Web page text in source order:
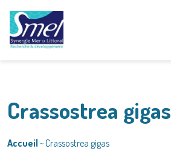
Crassostrea gigas
Accueil ~Crassostrea gigas